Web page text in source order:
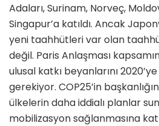
Adaları, Surinam, Norveç,
Singapur’a katıldı. Ancak
yeni taahhütleri var olan
değil. Paris Anlaşması
ulusal katkı beyanlarını
gerekiyor. COP25’in
ülkelerin daha iddialı planlar
mobilizasyon sağlanmasına